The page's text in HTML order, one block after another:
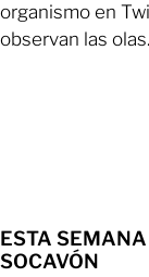
organismo en
observan las olas.
ESTA
SOCAVÓN